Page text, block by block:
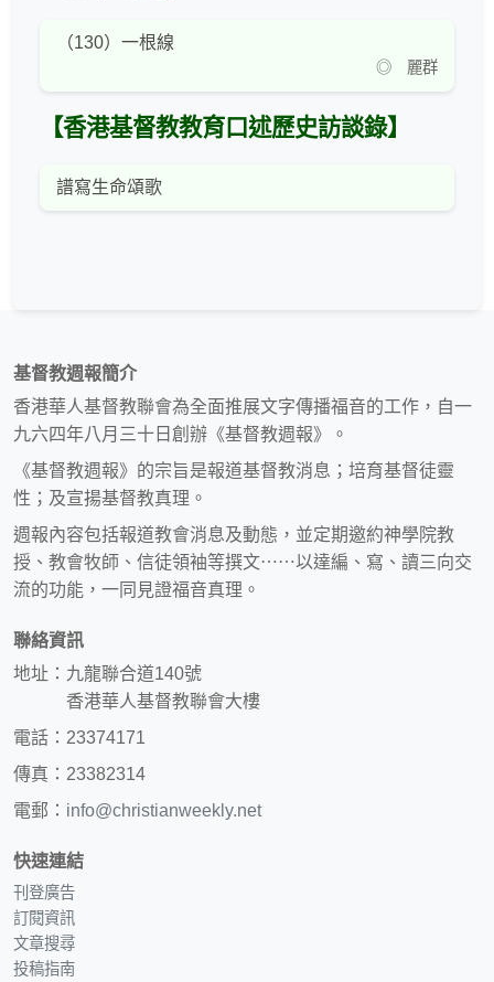
（130）一根線
◎ 麗群
【香港基督教教育口述歷史訪談錄】
譜寫生命頌歌
基督教週報簡介
香港華人基督教聯會為全面推展文字傳播福音的工作，自一
九六四年八月三十日創辦《基督教週報》。
《基督教週報》的宗旨是報道基督教消息；培育基督徒靈
性；及宣揚基督教真理。
週報內容包括報道教會消息及動態，並定期邀約神學院教
授、教會牧師、信徒領袖等撰文⋯⋯以達編、寫、讀三向交
流的功能，一同見證福音真理。
聯絡資訊
地址：九龍聯合道140號
香港華人基督教聯會大樓
電話：23374171
傳真：23382314
電郵： info@christianweekly.net
快速連結
刊登廣告
訂閱資訊
文章搜尋
投稿指南